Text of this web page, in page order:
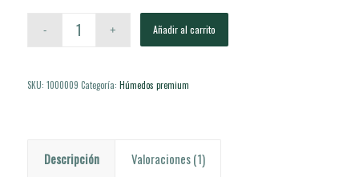
Añadir al carrito
SKU: 1000009 Categoría: Húmedos premium
Descripción Valoraciones (1)